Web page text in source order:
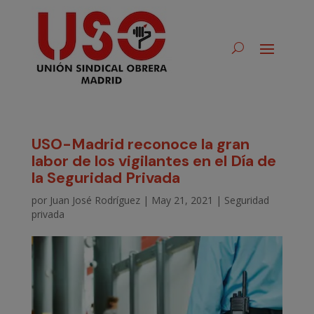
USO-Madrid reconoce la gran
labor de los vigilantes en el Día de
la Seguridad Privada
por Juan José Rodríguez| May 21, 2021 | Seguridad
privada